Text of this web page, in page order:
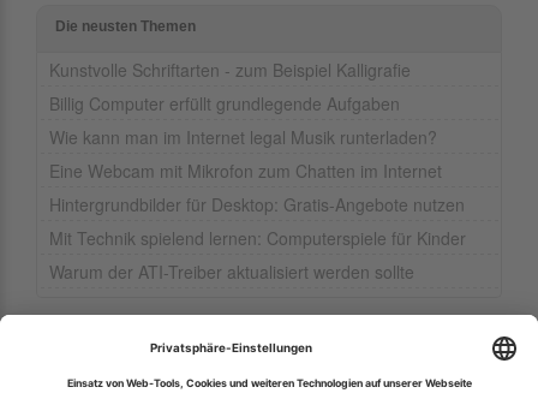
Die neusten Themen
Kunstvolle Schriftarten - zum Beispiel Kalligrafie
Billig Computer erfüllt grundlegende Aufgaben
Wie kann man im Internet legal Musik runterladen?
Eine Webcam mit Mikrofon zum Chatten im Internet
Hintergrundbilder für Desktop: Gratis-Angebote nutzen
Mit Technik spielend lernen: Computerspiele für Kinder
Warum der ATI-Treiber aktualisiert werden sollte